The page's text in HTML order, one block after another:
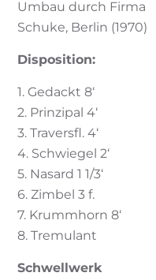
Umbau durch Firma
Schuke, Berlin (1970)
Disposition:
1. Gedackt 8‘
2. Prinzipal 4‘
3. Traversfl. 4‘
4. Schwiegel 2‘
5. Nasard 1 1/3‘
6. Zimbel 3 f.
7. Krummhorn 8‘
8. Tremulant
Schwellwerk